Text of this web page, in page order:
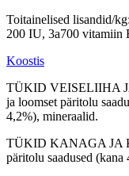
Toitainelised lisandid/
200 IU, 3a700 vitamiin
Koostis
TÜKID VEISELIIHA
ja loomset päritolu
4,2%), mineraalid.
TÜKID KANAGA JA
päritolu saadused